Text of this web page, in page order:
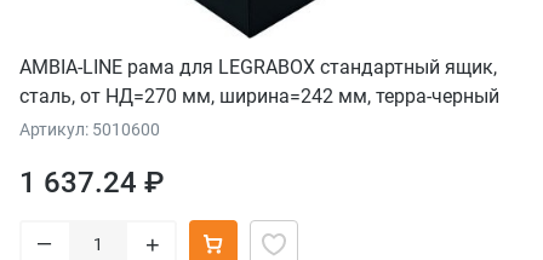
AMBIA-LINE рама для LEGRABOX стандартный ящик,
сталь, от НД=270 мм, ширина=242 мм, терра-черный
Артикул: 5010600
1 637.24 ₽
– +